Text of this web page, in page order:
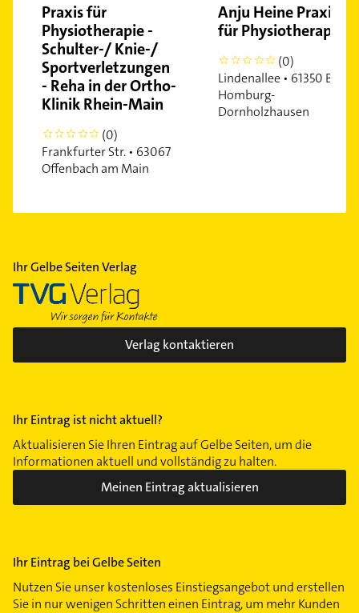
Praxis für
Physiotherapie -
Schulter-/ Knie-/
Sportverletzungen
- Reha in der Ortho-
Klinik Rhein-Main
0
(0)
Frankfurter Str. • 63067
Offenbach am Main
Anju Heine Praxis
für Physiotherapie
0
(0)
Lindenallee • 61350 Bad
Homburg-
Dornholzhausen
Ihr Gelbe Seiten Verlag
Verlag kontaktieren
Ihr Eintrag ist nicht aktuell?
Aktualisieren Sie Ihren Eintrag auf Gelbe Seiten, um die
Informationen aktuell und vollständig zu halten.
Meinen Eintrag aktualisieren
Ihr Eintrag bei Gelbe Seiten
Nutzen Sie unser kostenloses Einstiegsangebot und erstellen
Sie in nur wenigen Schritten einen Eintrag, um mehr Kunden